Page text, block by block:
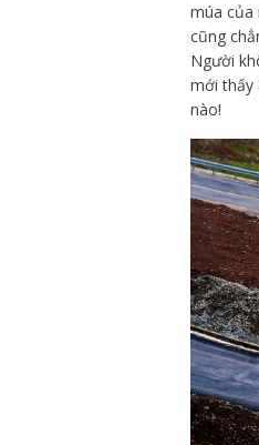
múa của
cũng
Người
mới thấy
nào!